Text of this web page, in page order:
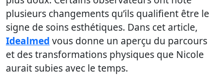
plusieurs changements qu’ils qualifient être le
signe de soins esthétiques. Dans cet article,
Idealmed vous donne un aperçu du parcours
et des transformations physiques que Nicole
aurait subies avec le temps.